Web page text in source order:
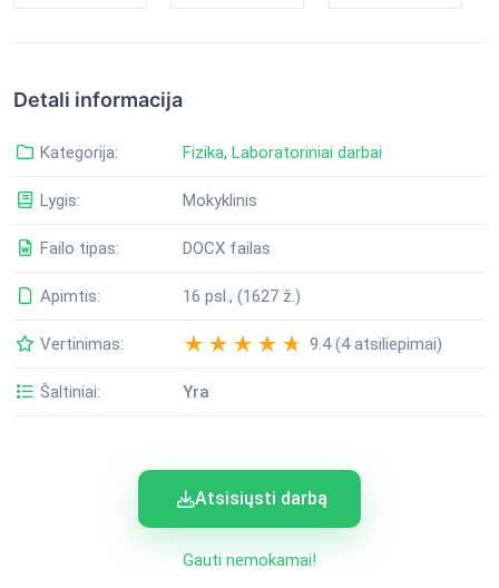
Detali informacija
Kategorija: Fizika, Laboratoriniai darbai
Lygis: Mokyklinis
Failo tipas: DOCX failas
Apimtis: 16 psl., (1627 ž.)
Vertinimas: 9.4 (4 atsiliepimai)
Šaltiniai: Yra
Atsisiųsti darbą
Gauti nemokamai!